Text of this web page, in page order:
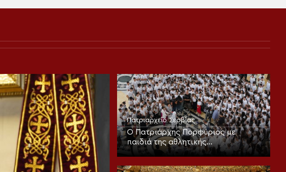
Πατριαρχείο Σερβίας
Ο Πατριάρχης Πορφύριος με
παιδιά της αθλητικής
κατασκήνωσης «Η Σερβία σε καλεί»